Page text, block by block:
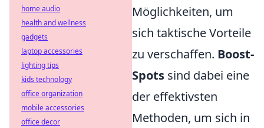
Möglichkeiten, um
sich taktische Vorteile
zu verschaffen. Boost-
Spots sind dabei eine
der effektivsten
Methoden, um sich in
home audio
health and wellness
gadgets
laptop accessories
lighting tips
kids technology
office organization
mobile accessories
office decor